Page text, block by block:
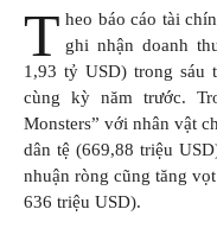
T heo báo cáo tài
ghi nhận doanh
1,93 tỷ USD) trong sáu
cùng kỳ năm trước.
Monsters” với nhân vật
dân tệ (669,88 triệu
nhuận ròng cũng tăng
636 triệu USD).